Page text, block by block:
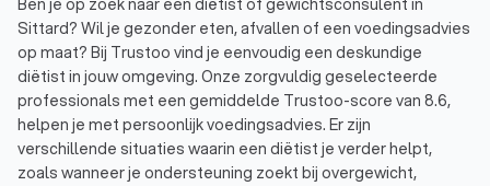
Ben je op zoek naar een diëtist of gewichtsconsulent in
Sittard? Wil je gezonder eten, afvallen of een voedingsadvies
op maat? Bij Trustoo vind je eenvoudig een deskundige
diëtist in jouw omgeving. Onze zorgvuldig geselecteerde
professionals met een gemiddelde Trustoo-score van 8.6,
helpen je met persoonlijk voedingsadvies. Er zijn
verschillende situaties waarin een diëtist je verder helpt,
zoals wanneer je ondersteuning zoekt bij overgewicht,